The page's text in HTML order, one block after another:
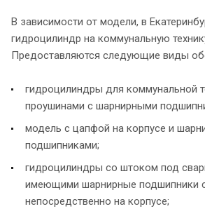
В зависимости от модели, в
гидроцилиндр на коммунальную
Предоставляются следующие виды
гидроцилиндры для коммунальной
проушинами с шарнирными
модель с цапфой на корпусе и
подшипниками;
гидроцилиндры со штоком под
имеющими шарнирные подшипники
непосредственно на корпусе;